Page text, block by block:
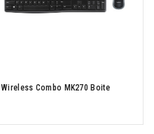
Wireless Combo MK270 Boite